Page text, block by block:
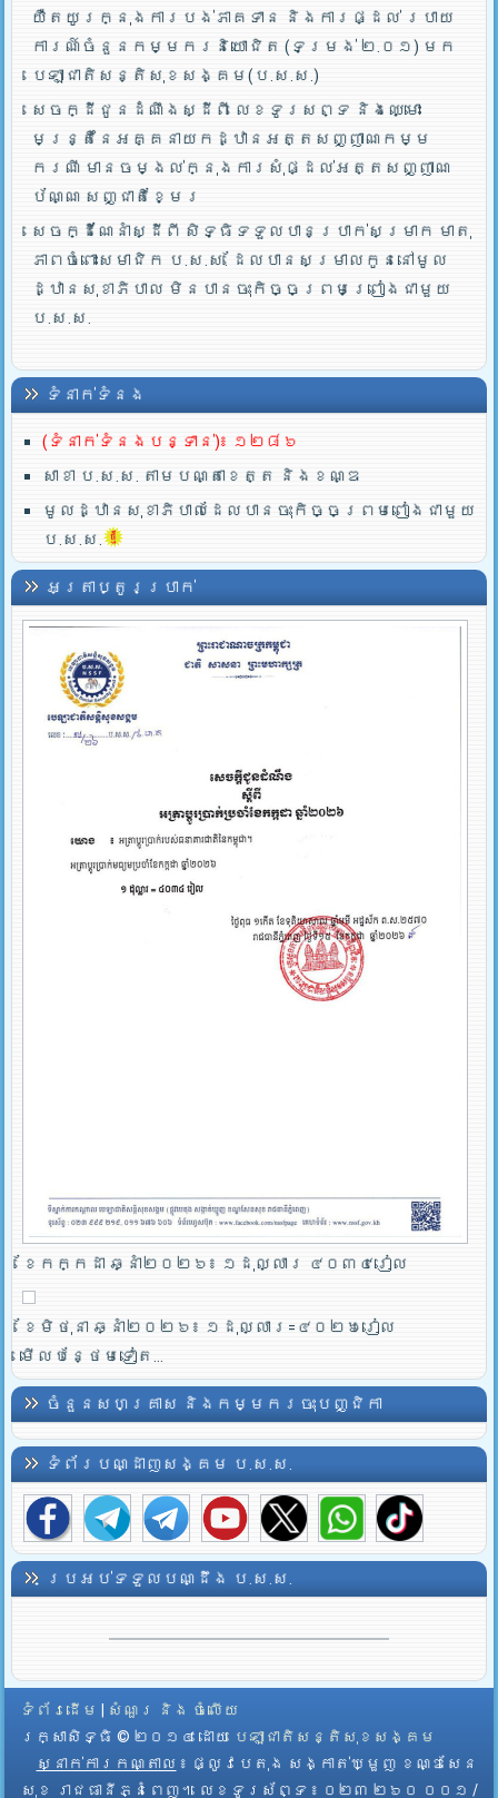
យឺតយូរក្នុងការបង់ភាគទាន និងការផ្ដល់ របាយ
ការណ៍ចំនួនកម្មករនិយោជិត (ទម្រង់ ២.០១) មក
បេឡាជាតិសន្តិសុខសង្គម(ប.ស.ស.)
សេចក្ដីជូនដំណឹងស្ដីពី លេខទូរសព្ទ និងឈ្មោះ
មន្រ្តីនៃអគ្គនាយកដ្ឋានអត្តសញ្ញាណកម្ម
ករណី មានចម្ងល់ក្នុងការសុំផ្ដល់អត្តសញ្ញាណ
ប័ណ្ណ សញ្ជាតិខ្មែរ
សេចក្ដីណែនាំស្ដីពី សិទ្ធិទទួលបានប្រាក់សម្រាក មាតុ
ភាពចំពោះសមាជិក ប.ស.ស. ដែលបានសម្រាលកូននៅមូល
ដ្ឋានសុខាភិបាល មិនបានចុះកិច្ចព្រមព្រៀងជាមួយ
ប.ស.ស.
ទំនាក់ទំនង
(ទំនាក់ទំនងបន្ទាន់)៖ ១២៨៦
សាខា ប.ស.ស. តាមបណ្តាខេត្ត និងខណ្ឌ
មូលដ្ឋានសុខាភិបាលដែលបានចុះកិច្ចព្រមពៀងជាមួយ
ប.ស.ស.
អត្រាប្តូរប្រាក់
ខែកក្កដា ឆ្នាំ២០២៦៖ ១ដុល្លារ ៤០៣៤រៀល
ខែមិថុនា ឆ្នាំ២០២៦៖ ១ដុល្លារ=៤០២៦រៀល
មើលបន្ថែមទៀត...
ចំនួនសហគ្រាស និងកម្មករចុះបញ្ជិកា
ទំព័របណ្ដាញសង្គម ប.ស.ស.
ប្រអប់ទទួលបណ្ដឹង ប.ស.ស.
ទំព័រដើម
សំណួរ និង ចំលើយ
រក្សាសិទ្ធិ © ២០១៤ ដោយ​ បេឡាជាតិសន្តិសុខសង្គម
ស្នាក់ការកណ្តាល ៖ ផ្លូវបេតុង សង្កាត់ឃ្មួញ ខណ្ឌសែន
សុខ រាជធានីភ្នំពេញ។ លេខទូរស័ព្ទ ៖ ០២៣ ២៦០ ០០១ /